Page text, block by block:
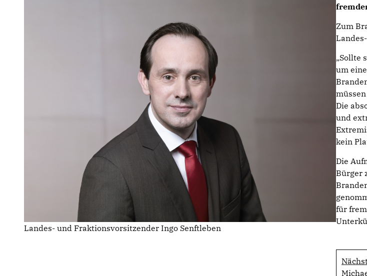
Zum
Sollte
um
Die
und
kein
Die
Bürger
für
Landes- und Fraktionsvorsitzender Ingo Senftleben